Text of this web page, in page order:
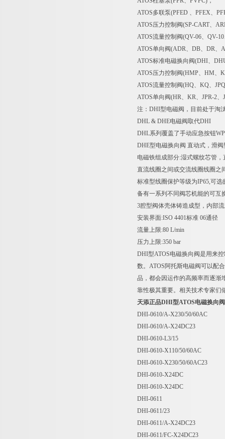
ATOS多联泵(PFED 、PFEX、
ATOS压力控制阀(SP-CART、
ATOS流量控制阀(QV-06、QV-
ATOS单向阀(ADR、DB、DR、
ATOS标准电磁换向阀(DHI、
ATOS压力控制阀(HMP、HM、
ATOS流量控制阀(HQ、KQ、
ATOS单向阀(HR、KR、JPR-2、
注：DHI型电磁阀，目前处于淘
DHL & DHE电磁阀取代DHI
DHL系列覆盖了手动应急按钮
DHE型电磁换向阀 直动式，滑
电磁铁组成部分:湿式螺纹芯管
直流线圈之间或交流线圈线圈之
标准型线圈保护等级为IP65,可
备有一系列不同阀芯机能的可互
3腔型阀体壳体铸造成型，内部
安装界面:ISO 4401标准 06通径
流量上限:80 L/min
压力上限:350 bar
DHI型ATOS电磁换向阀是用来
数。ATOS阿托斯电磁阀可以配
品，都会因运作的高频率而逐渐
靠性极其重要。相关技术专家们
天添正品DHI型ATOS电磁换向
DHI-0610/A-X230/50/60AC
DHI-0610/A-X24DC23
DHI-0610-L3/15
DHI-0610-X110/50/60AC
DHI-0610-X230/50/60AC23
DHI-0610-X24DC
DHI-0610-X24DC
DHI-0611
DHI-0611/23
DHI-0611/A-X24DC23
DHI-0611/FC-X24DC23